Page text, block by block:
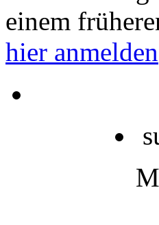
einem
hier anmelden